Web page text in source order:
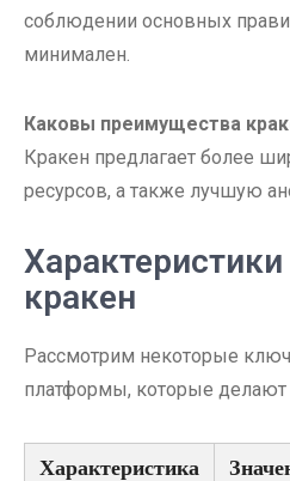
соблюдении основных
минимален.
Каковы преимущества
Кракен предлагает более
ресурсов, а также лучшую
кракен
Рассмотрим некоторые
платформы, которые делают
Характеристика